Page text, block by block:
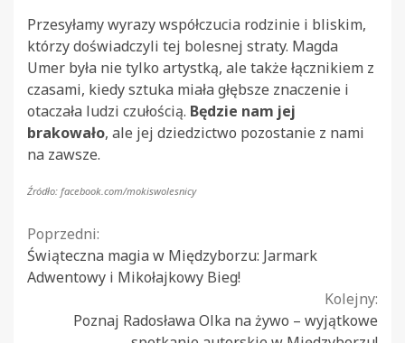
Przesyłamy wyrazy współczucia rodzinie i bliskim,
którzy doświadczyli tej bolesnej straty. Magda
Umer była nie tylko artystką, ale także łącznikiem z
czasami, kiedy sztuka miała głębsze znaczenie i
otaczała ludzi czułością. Będzie nam jej
brakowało, ale jej dziedzictwo pozostanie z nami
na zawsze.
Źródło: facebook.com/mokiswolesnicy
Continue
Reading
Poprzedni:
Świąteczna magia w Międzyborzu: Jarmark
Adwentowy i Mikołajkowy Bieg!
Kolejny:
Poznaj Radosława Olka na żywo – wyjątkowe